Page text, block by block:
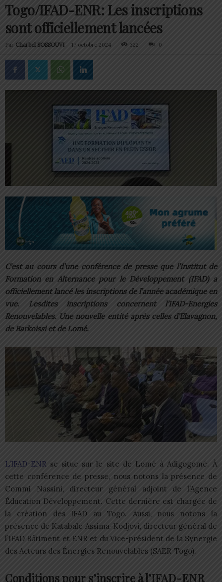
Togo/IFAD-ENR: Les inscriptions
sont officiellement lancées
Par Charbel SOSSOUVI - 17 octobre 2024 322 0
C’est au cours d’une conférence de presse que l’Institut de
Formation en Alternance pour le Développement (IFAD) a
officiellement lancé les inscriptions de l’année académique en
vue. Lesdites inscriptions concernent l’IFAD-Energies
Renouvelables. Une nouvelle entité après celles d’Elavagnon,
de Barkoissi et de Lomé.
L’IFAD-ENR se situe sur le site de Lomé à Adigogomé. À
cette conférence de presse, nous notons la présence de
Commi Nassini, directeur général adjoint de l’Agence
Éducation Développement. Cette dernière est chargée de
la création des IFAD au Togo. Aussi, nous notons la
présence de Katabale Assima-Kodjovi, directeur général de
l’IFAD Bâtiment et ENR et du Vice-président de la Synergie
des Acteurs des Énergies Renouvelables (SAER-Togo).
Conditions pour s’inscrire à l’IFAD-ENR